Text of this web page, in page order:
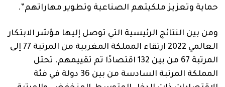
حماية وتعزيز ملكيتهم الصناعية وتطوير مهاراتهم”.
ومن بين النتائج الرئيسية التي توصل إليها مؤشر الابتكار
العالمي 2022 ارتقاء المملكة المغربية
من المرتبة 77 إلى
المرتبة 67 من بين 132 اقتصادًا تم تقييمهم. تحتل
المملكة المرتبة السادسة من بين 36 دولة في فئة